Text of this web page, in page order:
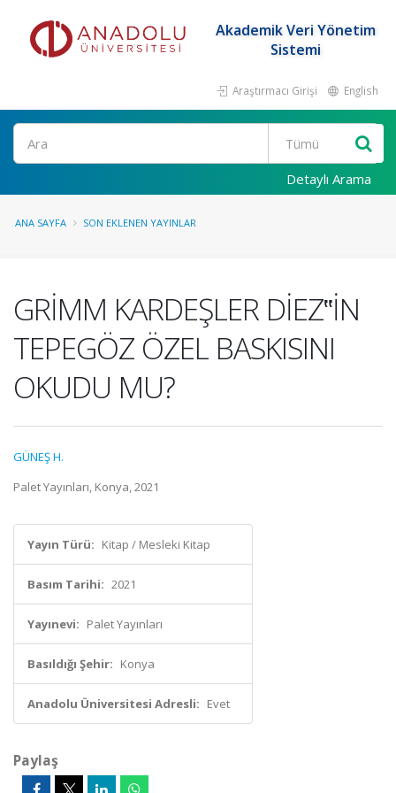
Akademik Veri Yönetim
Sistemi
Araştırmacı Girişi English
Ara
Detaylı Arama
ANA SAYFA SON EKLENEN YAYINLAR
GRİMM KARDEŞLER DİEZ‟İN
TEPEGÖZ ÖZEL BASKISINI
OKUDU MU?
GÜNEŞ H.
Palet Yayınları, Konya, 2021
Yayın Türü: Kitap / Mesleki Kitap
Basım Tarihi: 2021
Yayınevi: Palet Yayınları
Basıldığı Şehir: Konya
Anadolu Üniversitesi Adresli: Evet
Paylaş